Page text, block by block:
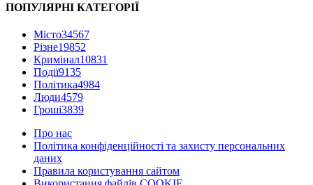
ПОПУЛЯРНІ КАТЕГОРІЇ
Місто34567
Різне19852
Кримінал10831
Події9135
Політика4984
Люди4579
Гроші3839
Про нас
Політика конфіденційності та захисту персональних
даних
Правила користування сайтом